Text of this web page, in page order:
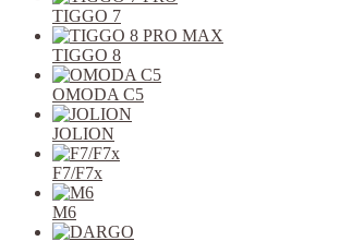
TIGGO 7
TIGGO 8
OMODA C5
JOLION
F7/F7x
M6